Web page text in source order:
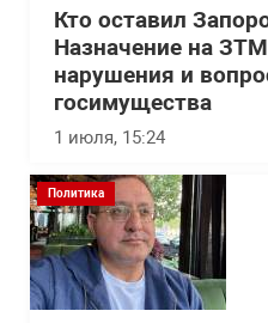
Кто оставил
Назначение на
нарушения и
госимущества
1 июля, 15:24
Политика